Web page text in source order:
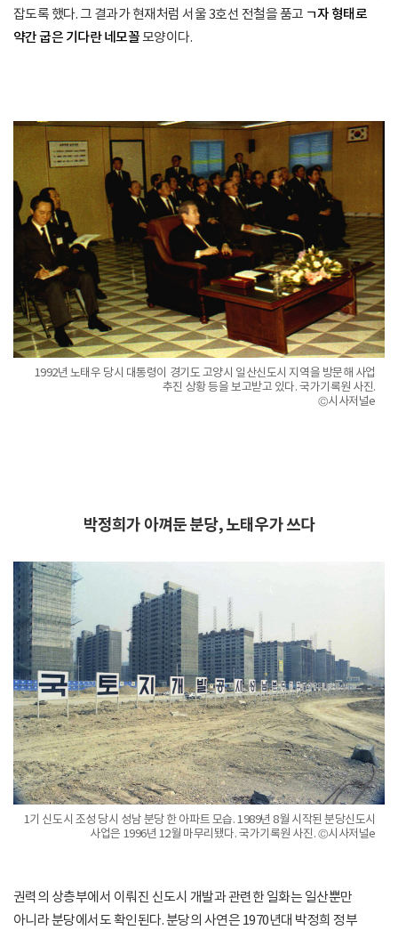
잡도록 했다. 그 결과가 현재처럼 서울 3호선 전철을 품고 ㄱ자 형태로
약간 굽은 기다란 네모꼴모양이다.
1992년 노태우 당시 대통령이 경기도 고양시 일산신도시 지역을 방문해 사업
추진 상황 등을 보고받고 있다. 국가기록원 사진.
©시사저널e
박정희가 아껴둔 분당, 노태우가 쓰다
1기 신도시 조성 당시 성남 분당 한 아파트 모습. 1989년 8월 시작된 분당신도시
사업은 1996년 12월 마무리됐다. 국가기록원 사진. ©시사저널e
권력의 상층부에서 이뤄진 신도시 개발과 관련한 일화는 일산뿐만
아니라 분당에서도 확인된다. 분당의 사연은 1970년대 박정희 정부